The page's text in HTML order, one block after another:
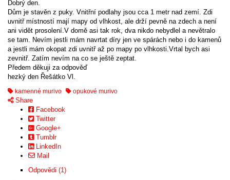
Dobrý den.
Dům je stavěn z puky. Vnitřní podlahy jsou cca 1 metr nad zemí. Zdi
uvnitř místností mají mapy od vlhkost, ale drží pevně na zdech a není
ani vidět prosolení.V domě asi tak rok, dva nikdo nebydlel a nevětralo
se tam. Nevím jestli mám navrtat díry jen ve spárách nebo i do kamenů
a jestli mám okopat zdi uvnitř až po mapy po vlhkosti.Vrtal bych asi
zevnitř. Zatím nevím na co se ještě zeptat.
Předem děkuji za odpověď
hezký den Řešátko Vl.
kamenné murivo opukové murivo
Share
Facebook
Twitter
Google+
Tumblr
LinkedIn
Mail
Odpovědi (1)